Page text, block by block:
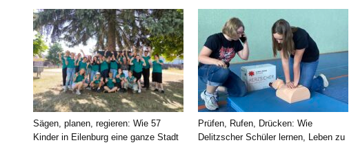
Sägen, planen, regieren: Wie 57
Kinder in Eilenburg eine ganze Stadt
Prüfen, Rufen, Drücken: Wie
Delitzscher Schüler lernen, Leben zu